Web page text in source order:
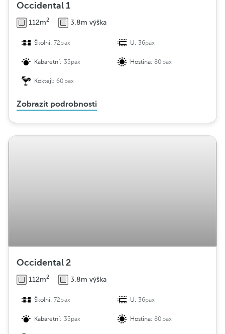
Occidental 1
112m2 3.8m výška
Školní:72pax U:36pax
Kabaretní: 35pax Hostina:80pax
Koktejl:60pax
Zobrazit podrobnosti
Occidental 2
112m2 3.8m výška
Školní:72pax U:36pax
Kabaretní: 35pax Hostina:80pax